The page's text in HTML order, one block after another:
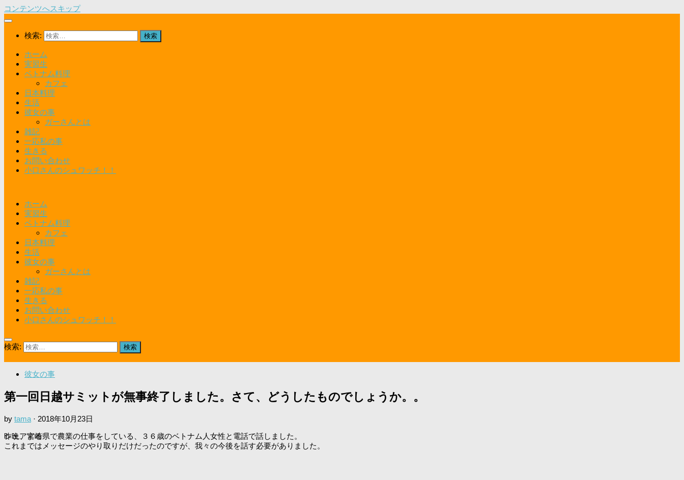
コンテンツへスキップ
検索:
ホーム
実習生
ベトナム料理
カフェ
日本料理
生活
彼女の事
ガーさんとは
雑記
一応私の事
生きる
お問い合わせ
小口さんのシュワッチ！！
ホーム
実習生
ベトナム料理
カフェ
日本料理
生活
彼女の事
ガーさんとは
雑記
一応私の事
生きる
お問い合わせ
小口さんのシュワッチ！！
検索:
彼女の事
第一回日越サミットが無事終了しました。さて、どうしたものでしょうか。。
by tama · 2018年10月23日
昨晩、宮崎県で農業の仕事をしている、３６歳のベトナム人女性と電話で話しました。
これまではメッセージのやり取りだけだったのですが、我々の今後を話す必要がありました。
シェアする